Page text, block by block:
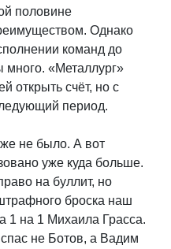
половине
Однако
команд до
много. «Металлург»
открыть счёт, но с
период.
не было. А вот
уже куда больше.
на буллит, но
броска наш
1 на 1 Михаила Грасса.
не Ботов, а Вадим